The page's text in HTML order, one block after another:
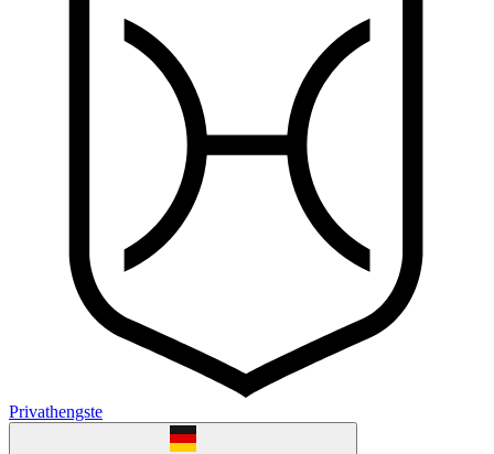
Privathengste